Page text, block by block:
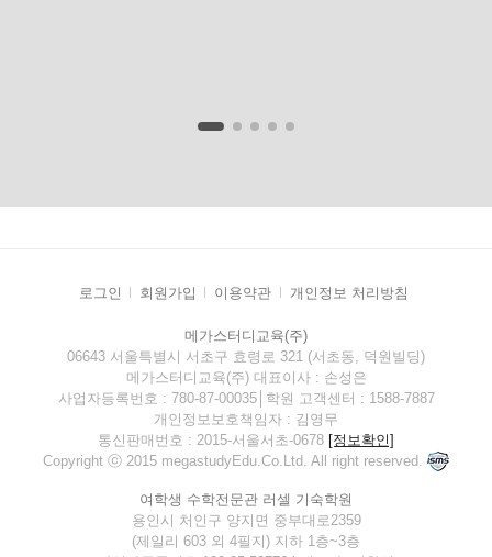
로그인 회원가입 이용약관 개인정보 처리방침
메가스터디교육(주)
06643 서울특별시 서초구 효령로 321 (서초동, 덕원빌딩)
메가스터디교육(주) 대표이사 : 손성은
사업자등록번호 : 780-87-00035│학원 고객센터 : 1588-7887
개인정보보호책임자 : 김영무
통신판매번호 : 2015-서울서초-0678 [정보확인]
Copyright ⓒ 2015 megastudyEdu.Co.Ltd. All right reserved.
여학생 수학전문관 러셀 기숙학원
용인시 처인구 양지면 중부대로2359
(제일리 603 외 4필지) 지하 1층~3층